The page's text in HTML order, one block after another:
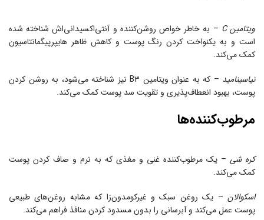
ویتامین C
– به خاطر خواص روشن‌کننده و آنتی‌اکسیدانی‌اش شناخته شده
است و به یکنواخت کردن رنگ پوست و کاهش ظاهر هایپرپیگمانتاسیون
کمک می‌کند.
نیاسینامید
– که به عنوان ویتامین B3 نیز شناخته می‌شود، به روشن کردن
پوست، بهبود انعطاف‌پذیری و تقویت سد پوست کمک می‌کند.
مرطوب‌کننده‌ها
کره شی – یک مرطوب‌کننده غنی و مغذی که به نرم و صاف کردن پوست
کمک می‌کند.
اسکوالان – یک روغن سبک و غیرکومدون‌زا که مشابه روغن‌های طبیعی
پوست عمل می‌کند و آبرسانی را بدون مسدود کردن منافذ فراهم می‌کند.